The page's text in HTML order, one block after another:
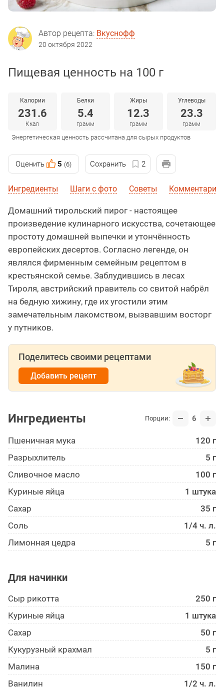
Автор рецепта: Вкуснофф
20 октября 2022
Пищевая ценность на 100 г
Калории
231.6
Ккал
Белки
5.4
грамм
Жиры
12.3
грамм
Углеводы
23.3
грамм
Энергетическая ценность рассчитана для сырых продуктов
Оценить 5 (6) Сохранить 2
Ингредиенты Шаги с фото Советы Комментарии
Домашний тирольский пирог - настоящее
произведение кулинарного искусства, сочетающее
простоту домашней выпечки и утончённость
европейских десертов. Согласно легенде, он
являлся фирменным семейным рецептом в
крестьянской семье. Заблудившись в лесах
Тироля, австрийский правитель со свитой набрёл
на бедную хижину, где их угостили этим
замечательным лакомством, вызвавшим восторг
у путников.
Поделитесь своими рецептами
Добавить рецепт
Ингредиенты Порции: 6
Пшеничная мука
120 г
Разрыхлитель
5 г
Сливочное масло
100 г
Куриные яйца
1 штука
Сахар
35 г
Соль
1/4 ч. л.
Лимонная цедра
5 г
Для начинки
Сыр рикотта
250 г
Куриные яйца
1 штука
Сахар
50 г
Кукурузный крахмал
5 г
Малина
150 г
Ванилин
1/2 ч. л.